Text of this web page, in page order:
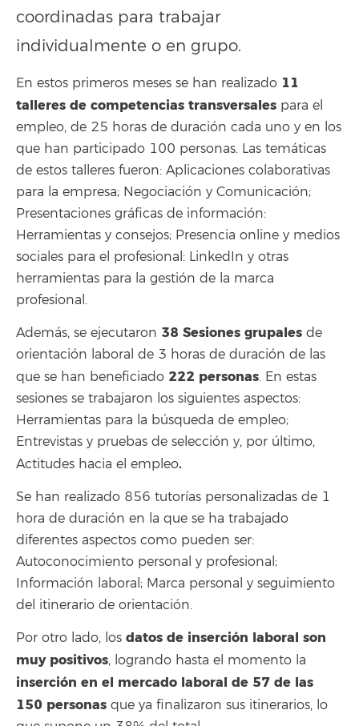
coordinadas para trabajar
individualmente o en grupo.
En estos primeros meses se han realizado 11
talleres de competencias transversales para el
empleo, de 25 horas de duración cada uno y en los
que han participado 100 personas. Las temáticas
de estos talleres fueron: Aplicaciones colaborativas
para la empresa; Negociación y Comunicación;
Presentaciones gráficas de información:
Herramientas y consejos; Presencia online y medios
sociales para el profesional: LinkedIn y otras
herramientas para la gestión de la marca
profesional.
Además, se ejecutaron 38 Sesiones grupales de
orientación laboral de 3 horas de duración de las
que se han beneficiado 222 personas. En estas
sesiones se trabajaron los siguientes aspectos:
Herramientas para la búsqueda de empleo;
Entrevistas y pruebas de selección y, por último,
Actitudes hacia el empleo.
Se han realizado 856 tutorías personalizadas de 1
hora de duración en la que se ha trabajado
diferentes aspectos como pueden ser:
Autoconocimiento personal y profesional;
Información laboral; Marca personal y seguimiento
del itinerario de orientación.
Por otro lado, los datos de inserción laboral son
muy positivos, logrando hasta el momento la
inserción en el mercado laboral de 57 de las
150 personas que ya finalizaron sus itinerarios, lo